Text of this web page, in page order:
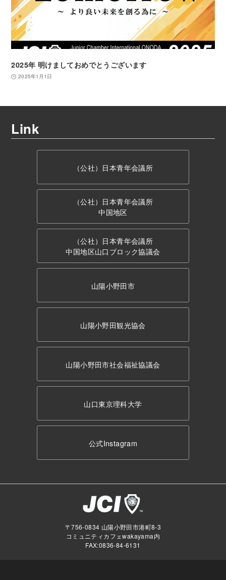
2025年 明けましておめでとうございます
2025年1月1日
Link
（公社）日本青年会議所
（公社）日本青年会議所
中国地区
（公社）日本青年会議所
中国地区山口ブロック協議会
山陽小野田市
山陽小野田観光協会
山陽小野田市社会福祉協議会
山口東京理科大学
公式Instagram
〒756-0834 山陽小野田市港町8-3
コミュニティカフェwakayama内
FAX:0836-84-6131